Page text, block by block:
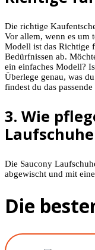
Die richtige
Vor allem, wenn es um
Modell ist das Richtige
Bedürfnissen ab.
ein einfaches Modell?
Überlege genau, was
findest du das
3. Wie
Die Saucony
abgewischt und mit
Die